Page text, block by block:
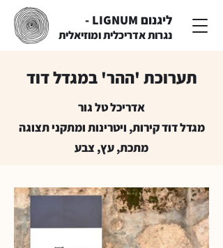
ליגנום LIGNUM -
נגרות אדריכלית ומוזיאלית
תערוכת 'ההר' במגדל דוד
אדריכל טל גור
מגדל דוד קירות, ויטרינות ומתקני תצוגה
מתכת, עץ, צבע